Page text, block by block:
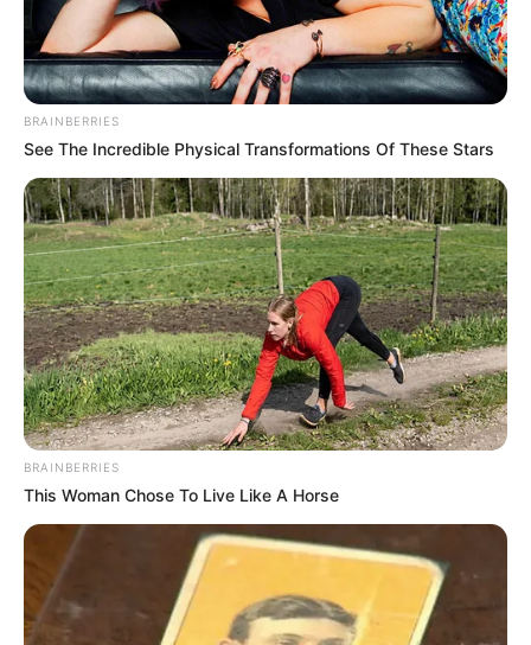
BRAINBERRIES
See The Incredible Physical Transformations Of These Stars
BRAINBERRIES
This Woman Chose To Live Like A Horse